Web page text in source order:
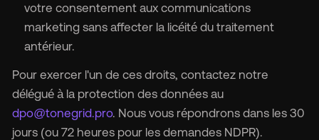
votre consentement aux communications
marketing sans affecter la licéité du traitement
antérieur.
Pour exercer l'un de ces droits, contactez notre
délégué à la protection des données au
dpo@tonegrid.pro. Nous vous répondrons dans les 30
jours (ou 72 heures pour les demandes NDPR).